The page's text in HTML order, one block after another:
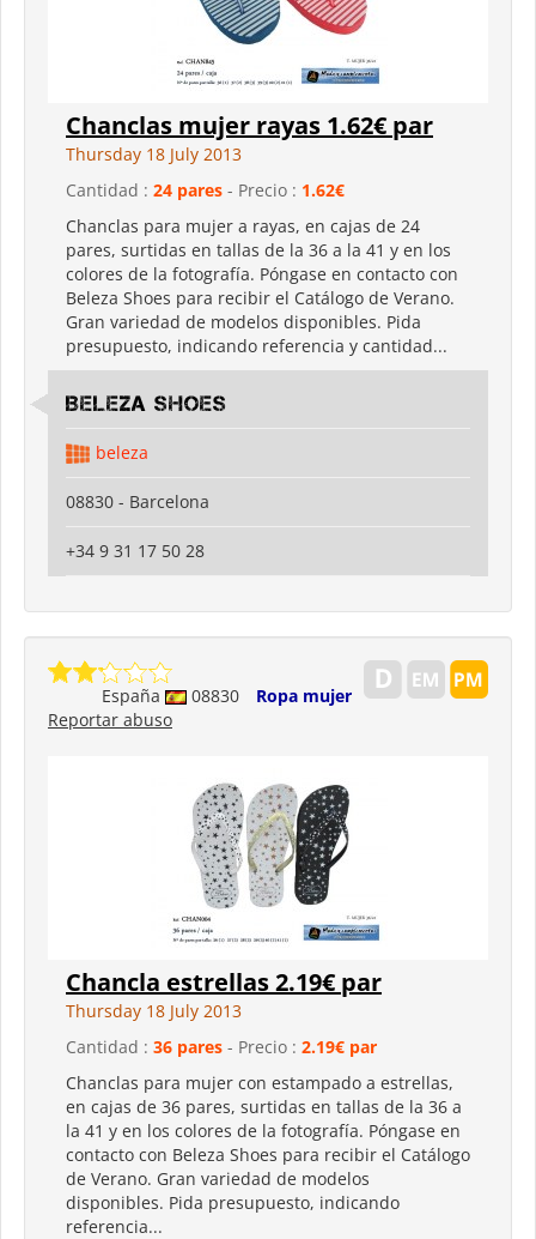
Chanclas mujer rayas 1.62€ par
Thursday 18 July 2013
Cantidad : 24 pares - Precio : 1.62€
Chanclas para mujer a rayas, en cajas de 24
pares, surtidas en tallas de la 36 a la 41 y en los
colores de la fotografía. Póngase en contacto con
Beleza Shoes para recibir el Catálogo de Verano.
Gran variedad de modelos disponibles. Pida
presupuesto, indicando referencia y cantidad...
Beleza shoes
beleza
08830 - Barcelona
+34 9 31 17 50 28
España 08830
Ropa mujer
Reportar abuso
Chancla estrellas 2.19€ par
Thursday 18 July 2013
Cantidad : 36 pares - Precio : 2.19€ par
Chanclas para mujer con estampado a estrellas,
en cajas de 36 pares, surtidas en tallas de la 36 a
la 41 y en los colores de la fotografía. Póngase en
contacto con Beleza Shoes para recibir el Catálogo
de Verano. Gran variedad de modelos
disponibles. Pida presupuesto, indicando
referencia...